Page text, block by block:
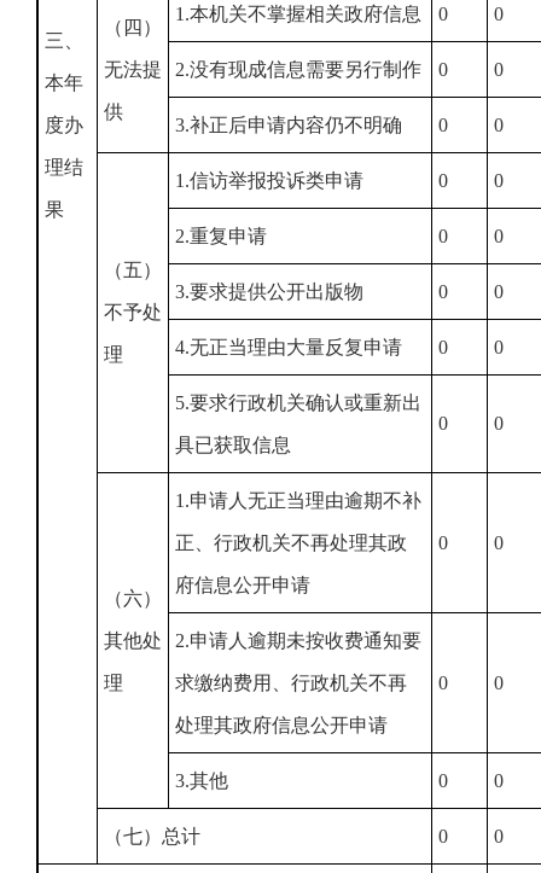
三、
本年
度办
理结
果
（四）
无法提
供
1.本机关不掌握相关政府信息 0 0
2.没有现成信息需要另行制作 0 0
3.补正后申请内容仍不明确 0 0
（五）
不予处
理
1.信访举报投诉类申请 0 0
2.重复申请 0 0
3.要求提供公开出版物 0 0
4.无正当理由大量反复申请 0 0
5.要求行政机关确认或重新出
具已获取信息
0 0
（六）
其他处
理
1.申请人无正当理由逾期不补
正、行政机关不再处理其政
府信息公开申请
0 0
2.申请人逾期未按收费通知要
求缴纳费用、行政机关不再
处理其政府信息公开申请
0 0
3.其他 0 0
（七）总计 0 0